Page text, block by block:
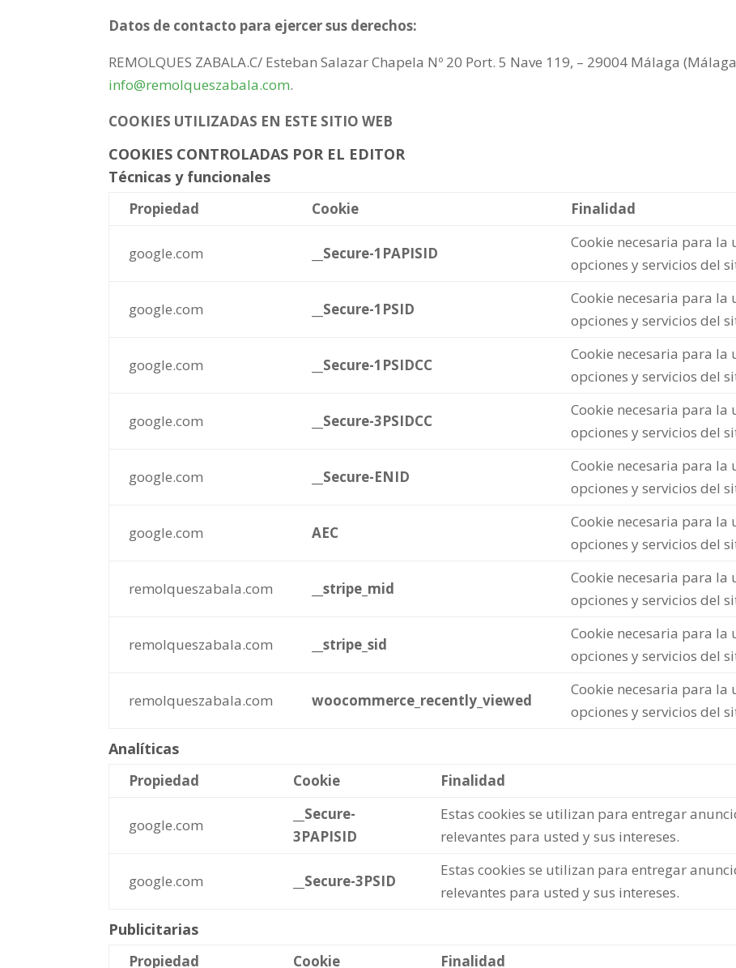
Datos de contacto para ejercer sus derechos:
REMOLQUES ZABALA.C/ Esteban Salazar Chapela Nº 20 Port. 5 Nave 119, – 29004 Málaga
info@remolqueszabala.com.
COOKIES UTILIZADAS EN ESTE SITIO WEB
COOKIES CONTROLADAS POR EL EDITOR
Técnicas y funcionales
Propiedad Cookie Finalidad
google.com __Secure-1PAPISID
Cookie necesaria para la
opciones y servicios del
google.com __Secure-1PSID
Cookie necesaria para la
opciones y servicios del
google.com __Secure-1PSIDCC
Cookie necesaria para la
opciones y servicios del
google.com __Secure-3PSIDCC
Cookie necesaria para la
opciones y servicios del
google.com __Secure-ENID
Cookie necesaria para la
opciones y servicios del
google.com AEC
Cookie necesaria para la
opciones y servicios del
remolqueszabala.com __stripe_mid
Cookie necesaria para la
opciones y servicios del
remolqueszabala.com __stripe_sid
Cookie necesaria para la
opciones y servicios del
remolqueszabala.com woocommerce_recently_viewed
Cookie necesaria para la
opciones y servicios del
Analíticas
Propiedad Cookie Finalidad
google.com
__Secure-
3PAPISID
Estas cookies se utilizan para entregar
relevantes para usted y sus intereses.
google.com __Secure-3PSID
Estas cookies se utilizan para entregar
relevantes para usted y sus intereses.
Publicitarias
Propiedad Cookie Finalidad